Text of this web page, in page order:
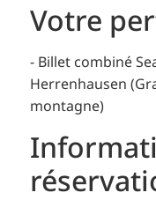
Votre
- Billet combiné
Herrenhausen
montagne)